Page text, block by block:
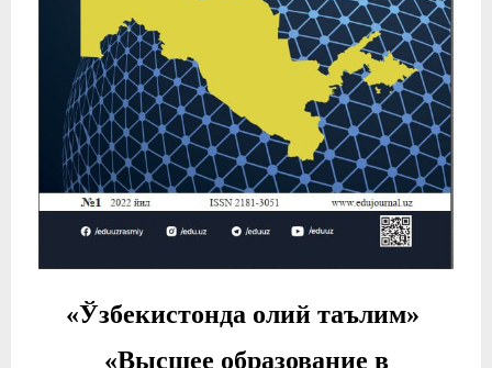
«Ўзбекистонда олий таълим»
«Высшее образование в